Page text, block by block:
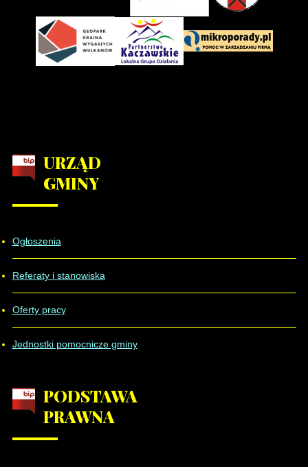
URZĄD
GMINY
Ogłoszenia
Referaty i stanowiska
Oferty pracy
Jednostki pomocnicze gminy
PODSTAWA
PRAWNA